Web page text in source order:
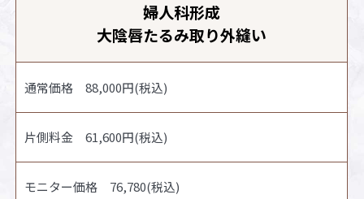
婦人科形成
大陰唇たるみ取り外縫い
通常価格 88,000円(税込)
片側料金 61,600円(税込)
モニター価格 76,780(税込)